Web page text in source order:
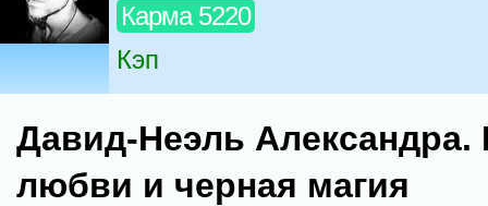
Карма 5220
Кэп
Давид-Неэль Александра.
любви и черная магия